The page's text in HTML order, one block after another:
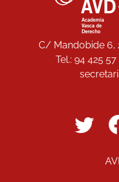
C/ Mandobide 6,
Tel.: 94 425